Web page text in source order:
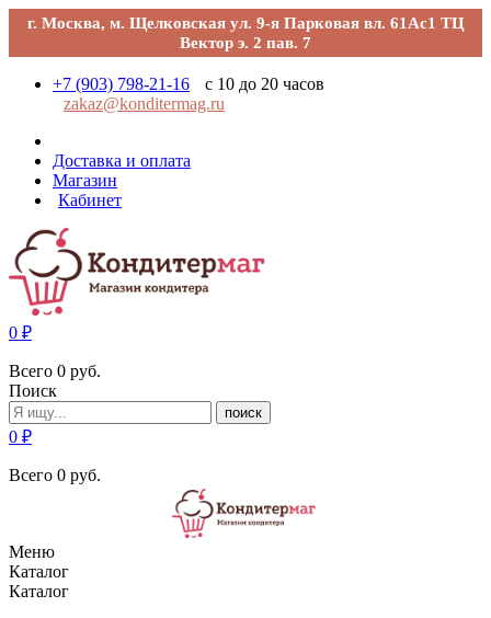
г. Москва, м. Щелковская ул. 9-я Парковая вл. 61Ас1 ТЦ
Вектор э. 2 пав. 7
+7 (903) 798-21-16
с 10 до 20 часов
zakaz@konditermag.ru
Доставка и оплата
Магазин
Кабинет
0 ₽
Всего 0 руб.
Поиск
поиск
0 ₽
Всего 0 руб.
Меню
Каталог
Каталог